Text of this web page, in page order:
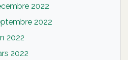
2022
2022
2022
2022